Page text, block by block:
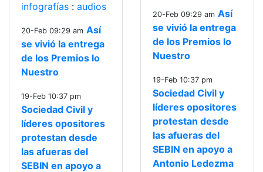
infografías : audios
20-Feb 09:29 am Así
se vivió la entrega
de los Premios lo
Nuestro
19-Feb 10:37 pm
Sociedad Civil y
líderes opositores
protestan desde
las afueras del
SEBIN en apoyo a
20-Feb 09:29 am Así
se vivió la entrega
de los Premios lo
Nuestro
19-Feb 10:37 pm
Sociedad Civil y
líderes opositores
protestan desde
las afueras del
SEBIN en apoyo a
Antonio Ledezma